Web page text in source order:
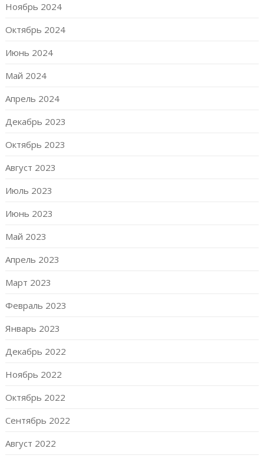
Ноябрь 2024
Октябрь 2024
Июнь 2024
Май 2024
Апрель 2024
Декабрь 2023
Октябрь 2023
Август 2023
Июль 2023
Июнь 2023
Май 2023
Апрель 2023
Март 2023
Февраль 2023
Январь 2023
Декабрь 2022
Ноябрь 2022
Октябрь 2022
Сентябрь 2022
Август 2022